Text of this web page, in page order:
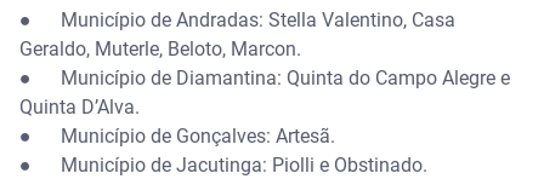
● Município de Andradas: Stella Valentino, Casa
Geraldo, Muterle, Beloto, Marcon.
● Município de Diamantina: Quinta do Campo Alegre e
Quinta D’Alva.
● Município de Gonçalves: Artesã.
● Município de Jacutinga: Piolli e Obstinado.